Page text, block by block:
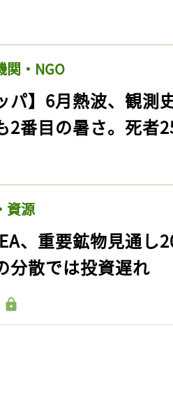
関・NGO
パ】6月熱波、観
2番目の暑さ。死者
資源
、重要鉱物見通
分散では投資遅れ